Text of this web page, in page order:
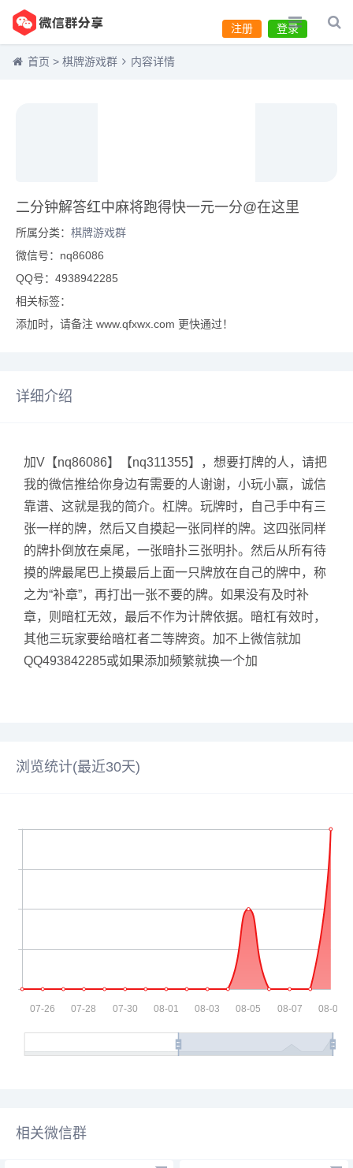
登录
注册
首页 > 棋牌游戏群 内容详情
二分钟解答红中麻将跑得快一元一分@在这里
所属分类： 棋牌游戏群
微信号：nq86086
QQ号：4938942285
相关标签：
添加时，请备注 www.qfxwx.com 更快通过！
详细介绍
加V【nq86086】【nq311355】，想要打牌的人，请把
我的微信推给你身边有需要的人谢谢，小玩小赢，诚信
靠谱、这就是我的简介。杠牌。玩牌时，自己手中有三
张一样的牌，然后又自摸起一张同样的牌。这四张同样
的牌扑倒放在桌尾，一张暗扑三张明扑。然后从所有待
摸的牌最尾巴上摸最后上面一只牌放在自己的牌中，称
之为“补章”，再打出一张不要的牌。如果没有及时补
章，则暗杠无效，最后不作为计牌依据。暗杠有效时，
其他三玩家要给暗杠者二等牌资。加不上微信就加
QQ493842285或如果添加频繁就换一个加
浏览统计(最近30天)
相关微信群